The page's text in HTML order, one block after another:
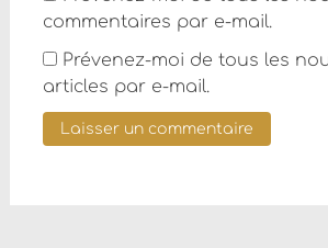
commentaires par e-mail.
Prévenez-moi de tous les
articles par e-mail.